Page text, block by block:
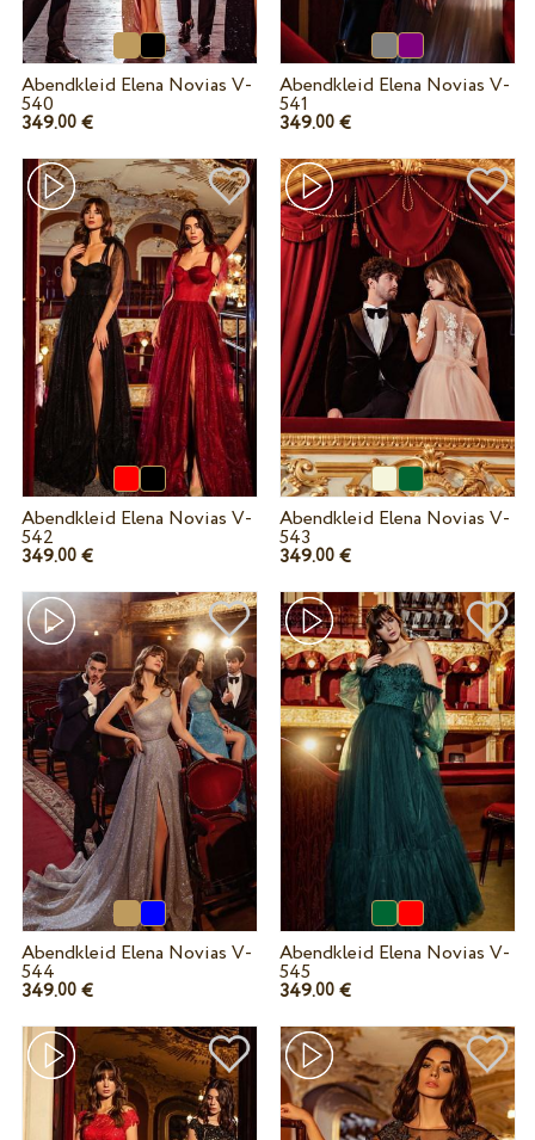
Abendkleid Elena Novias V-
540
349.00€
Abendkleid Elena Novias V-
541
349.00 €
Abendkleid Elena Novias V-
542
349.00€
Abendkleid Elena Novias V-
543
349.00 €
Abendkleid Elena Novias V-
544
349.00€
Abendkleid Elena Novias V-
545
349.00 €